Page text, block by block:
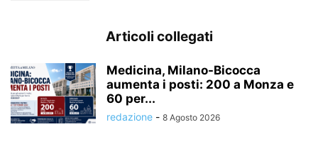
Articoli collegati
Medicina, Milano-Bicocca
aumenta i posti: 200 a Monza e
60 per...
redazione - 8 Agosto 2026